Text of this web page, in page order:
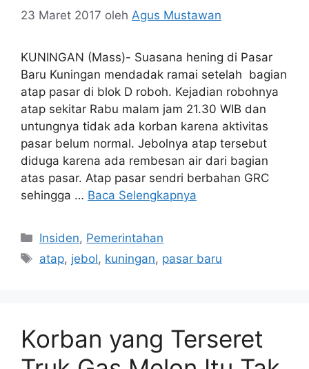
23 Maret 2017 oleh Agus Mustawan
KUNINGAN (Mass)- Suasana hening di Pasar
Baru Kuningan mendadak ramai setelah bagian
atap pasar di blok D roboh. Kejadian robohnya
atap sekitar Rabu malam jam 21.30 WIB dan
untungnya tidak ada korban karena aktivitas
pasar belum normal. Jebolnya atap tersebut
diduga karena ada rembesan air dari bagian
atas pasar. Atap pasar sendri berbahan GRC
sehingga … Baca Selengkapnya
Kategori
Insiden, Pemerintahan
Tag
atap, jebol, kuningan, pasar baru
Korban yang Terseret